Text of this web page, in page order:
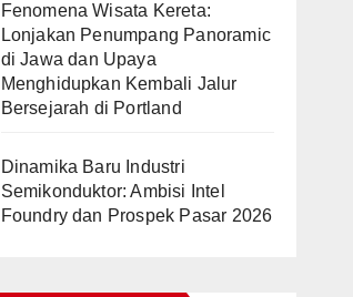
Fenomena Wisata Kereta:
Lonjakan Penumpang Panoramic
di Jawa dan Upaya
Menghidupkan Kembali Jalur
Bersejarah di Portland
Dinamika Baru Industri
Semikonduktor: Ambisi Intel
Foundry dan Prospek Pasar 2026